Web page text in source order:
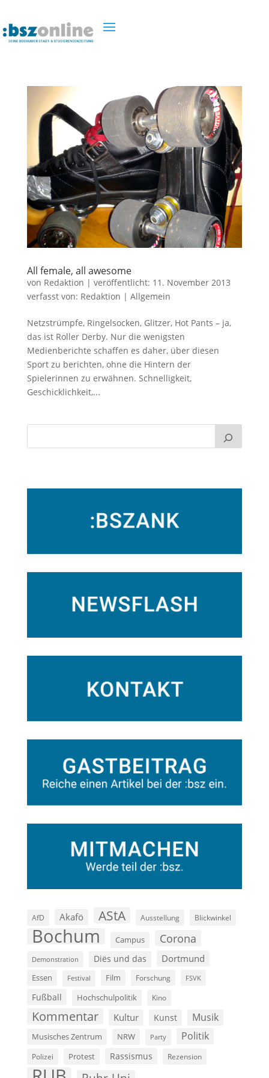
All female, all awesome
von Redaktion | veröffentlicht: 11. November 2013
verfasst von: Redaktion | Allgemein
Netzstrümpfe, Ringelsocken, Glitzer, Hot Pants – ja,
das ist Roller Derby. Nur die wenigsten
Medienberichte schaffen es daher, über diesen
Sport zu berichten, ohne die Hintern der
Spielerinnen zu erwähnen. Schnelligkeit,
Geschicklichkeit,...
AfD Akafö AStA Ausstellung Blickwinkel
Bochum Campus Corona
Demonstration Diës und das Dortmund
Essen Festival Film Forschung FSVK
Fußball Hochschulpolitik Kino
Kommentar Kultur Kunst Musik
Musisches Zentrum NRW Party Politik
Polizei Protest Rassismus Rezension